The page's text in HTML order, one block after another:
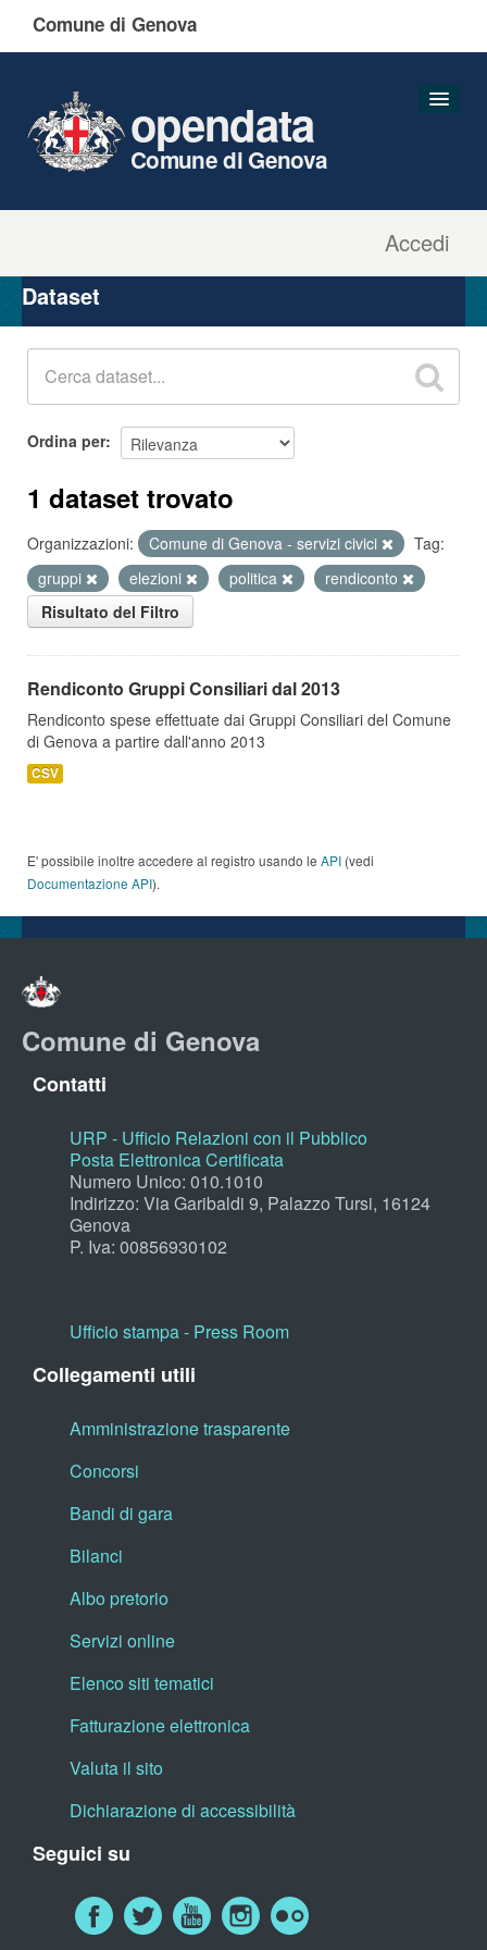
Comune di Genova
Accedi
opendata
Comune di Genova
Organizzazioni
Gruppi
Dataset
Ordina per
1 dataset trovato
Organizzazioni: Comune di Genova - servizi civici
Tag:
gruppi
elezioni politica
rendiconto
Risultato del Filtro
Rendiconto Gruppi Consiliari dal 2013
Rendiconto spese effettuate dai Gruppi Consiliari del Comune
di Genova a partire dall'anno 2013
CSV
E' possibile inoltre accedere al registro usando le API (vedi
Documentazione API).
Comune di Genova
Contatti
URP - Ufficio Relazioni con il Pubblico
Posta Elettronica Certificata
Numero Unico: 010.1010
Indirizzo: Via Garibaldi 9, Palazzo Tursi, 16124
Genova
P. Iva: 00856930102
Ufficio stampa - Press Room
Collegamenti utili
Amministrazione trasparente
Concorsi
Bandi di gara
Bilanci
Albo pretorio
Servizi online
Elenco siti tematici
Fatturazione elettronica
Valuta il sito
Dichiarazione di accessibilità
Seguici su